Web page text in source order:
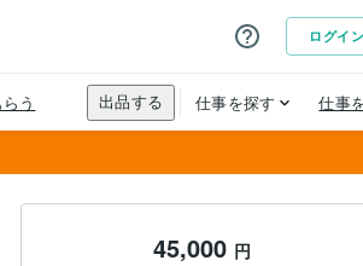
45,000 円